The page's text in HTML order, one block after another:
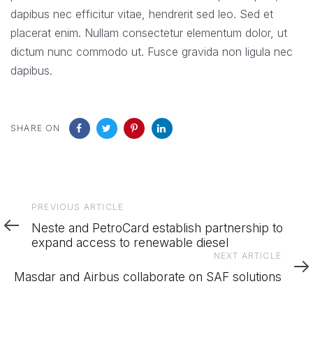
dapibus nec efficitur vitae, hendrerit sed leo. Sed et
placerat enim. Nullam consectetur elementum dolor, ut
dictum nunc commodo ut. Fusce gravida non ligula nec
dapibus.
SHARE ON
Previous
Article
PREVIOUS ARTICLE
Neste and PetroCard establish partnership to
expand access to renewable diesel
Article
NEXT ARTICLE
Masdar and Airbus collaborate on SAF solutions